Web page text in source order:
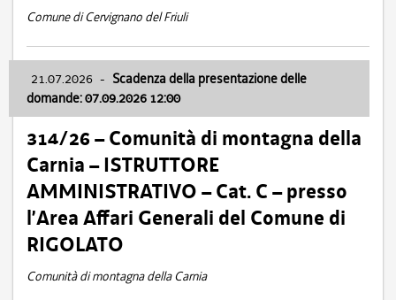
Comune di Cervignano del Friuli
21.07.2026 - Scadenza della presentazione delle
domande: 07.09.2026 12:00
314/26 – Comunità di montagna della
Carnia – ISTRUTTORE
AMMINISTRATIVO – Cat. C – presso
l’Area Affari Generali del Comune di
RIGOLATO
Comunità di montagna della Carnia